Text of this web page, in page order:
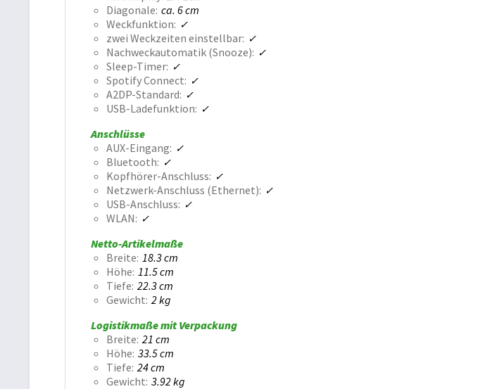
Diagonale ca. 6 cm
Weckfunktion
zwei Weckzeiten einstellbar
Nachweckautomatik (Snooze)
Sleep-Timer
Spotify Connect
A2DP-Standard
USB-Ladefunktion
Anschlüsse
AUX-Eingang
Bluetooth
Kopfhörer-Anschluss
Netzwerk-Anschluss (Ethernet)
USB-Anschluss
WLAN
Netto-Artikelmaße
Breite 18.3 cm
Höhe 11.5 cm
Tiefe 22.3 cm
Gewicht 2 kg
Logistikmaße mit Verpackung
Breite 21 cm
Höhe 33.5 cm
Tiefe 24 cm
Gewicht 3.92 kg